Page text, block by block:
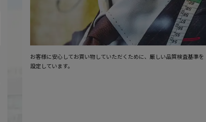
お客様に安心してお買い物していただくために、厳しい品質検査基準を
設定しています。